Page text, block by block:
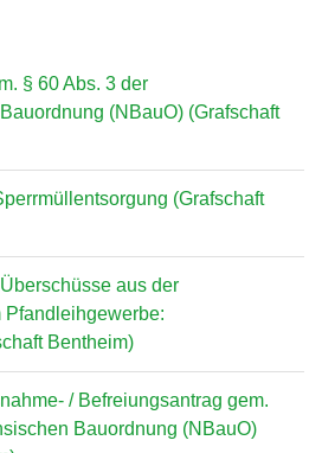
§ 60 Abs. 3 der
(NBauO) (Grafschaft
(Grafschaft
aus der
Pfandleihgewerbe:
Bentheim)
/ Befreiungsantrag gem.
Bauordnung (NBauO)